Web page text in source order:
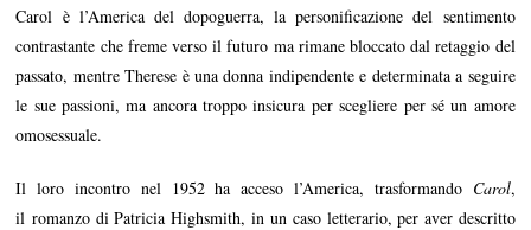
Carol è l’America del dopoguerra, la personificazione del sentimento
contrastante che freme verso il futuro ma rimane bloccato dal retaggio del
passato, mentre Therese è una donna indipendente e determinata a seguire
le sue passioni, ma ancora troppo insicura per scegliere per sé un amore
omosessuale.
Il loro incontro nel 1952 ha acceso l’America, trasformando Carol,
il romanzo di Patricia Highsmith, in un caso letterario, per aver descritto